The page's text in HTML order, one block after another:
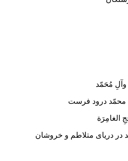
مُحَمّد
محمّد درود فرست
الغامِرَة
در دریای متلاطم و خروشان